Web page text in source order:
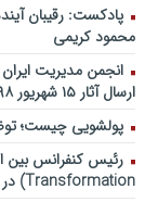
پادکست: رقیبان
محمود کریمی
انجمن مدیریت
ارسال آثار ۱۵ شهریور ۹۸
پولشویی چیست؛
Transformation) در کنفرانس شانزدهم می گوید…